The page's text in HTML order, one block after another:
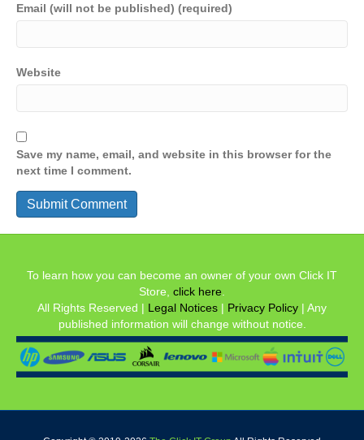
Email (will not be published) (required)
Website
Save my name, email, and website in this browser for the
next time I comment.
To learn how you can become an owner of your own Click IT
Store, click here
All Rights Reserved | Legal Notices | Privacy Policy | Any
published information will change without notice.